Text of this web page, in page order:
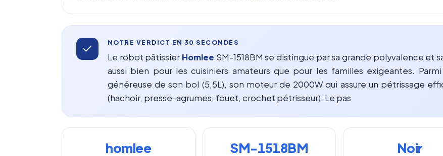
NOTRE VERDICT EN 30 SECONDES
Le robot pâtissier Homlee SM-1518BM se distingue par sa grande polyvalence et
aussi bien pour les cuisiniers amateurs que pour les familles exigeantes.
généreuse de son bol (5,5L), son moteur de 2000W qui assure un pétrissage
(hachoir, presse-agrumes, fouet, crochet pétrisseur). Le pas
homlee SM-1518BM Noir